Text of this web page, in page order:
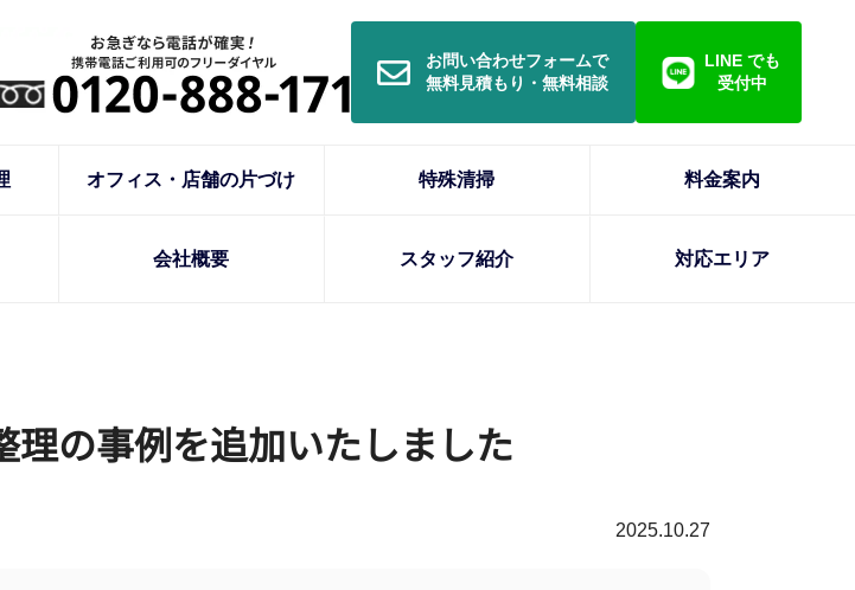
お問い合わせフォームで
無料見積もり・無料相談
LINE でも
受付中
オフィス・店舗の片づけ 特殊清掃 料金案内
会社概要 スタッフ紹介 対応エリア
理の事例を追加いたしました
2025.10.27